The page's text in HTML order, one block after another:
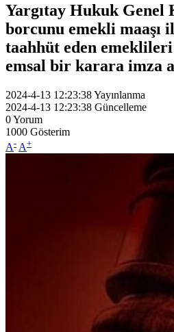
Yargıtay Hukuk
borcunu emekli maaşı
taahhüt eden
emsal bir karara imza
2024-4-13 12:23:38Yayınlanma
2024-4-13 12:23:38 Güncelleme
0Yorum
1000 Gösterim
A- A+